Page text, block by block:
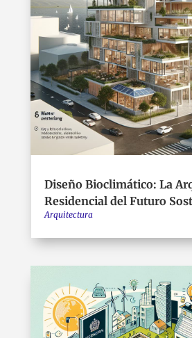
Diseño Bioclimático: La
Residencial del Futuro
Arquitectura